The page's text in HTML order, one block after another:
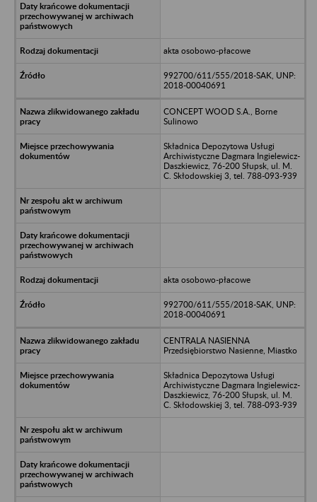
akta osobowo-płacowe
992700/611/555/2018-SAK, UNP:
2018-00040691
CONCEPT WOOD S.A., Borne
Sulinowo
Składnica Depozytowa Usługi
Archiwistyczne Dagmara Ingielewicz-
Daszkiewicz, 76-200 Słupsk, ul. M.
C. Skłodowskiej 3, tel. 788-093-939
akta osobowo-płacowe
992700/611/555/2018-SAK, UNP:
2018-00040691
CENTRALA NASIENNA
Przedsiębiorstwo Nasienne, Miastko
Składnica Depozytowa Usługi
Archiwistyczne Dagmara Ingielewicz-
Daszkiewicz, 76-200 Słupsk, ul. M.
C. Skłodowskiej 3, tel. 788-093-939